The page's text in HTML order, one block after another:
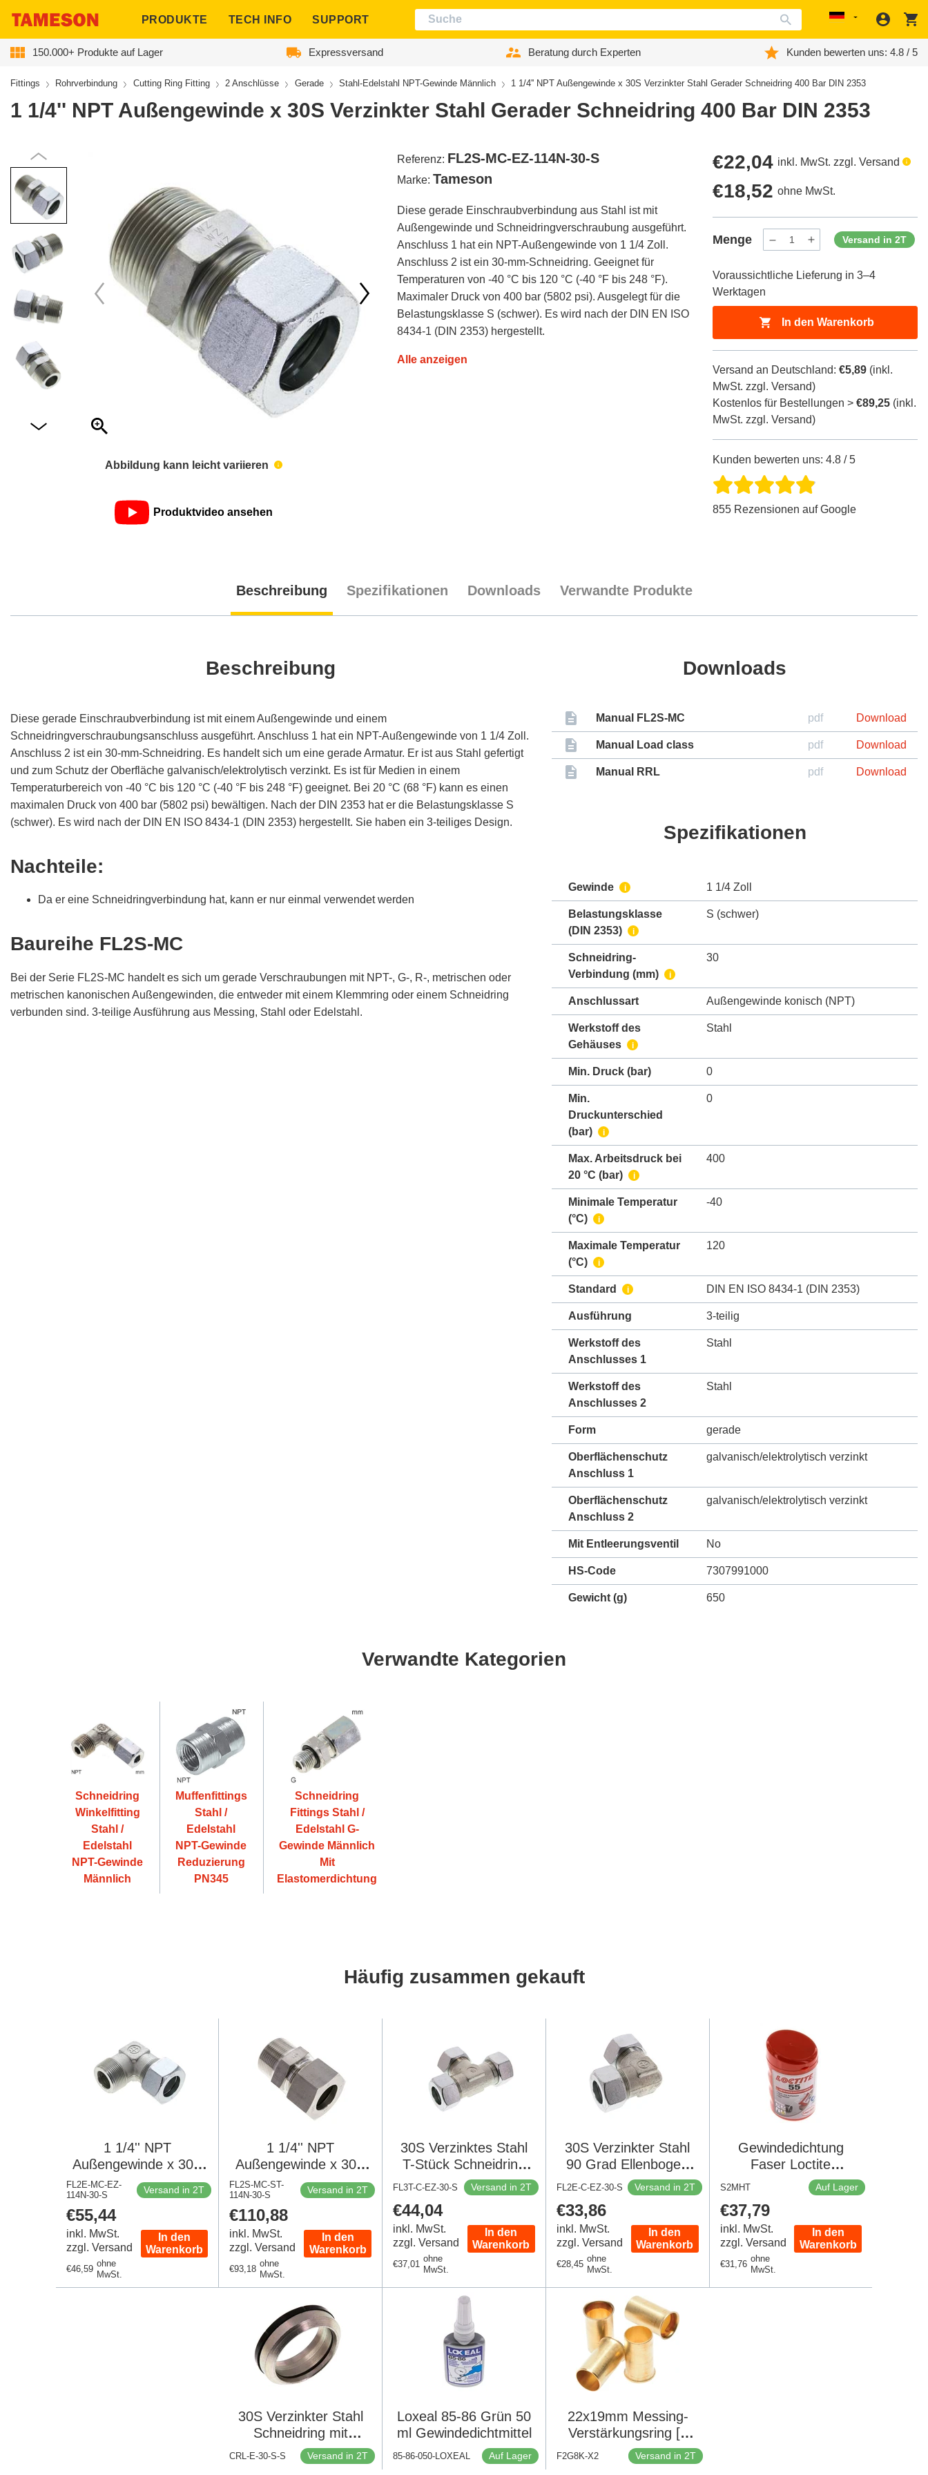
PRODUKTE TECH INFO SUPPORT Localization
150.000+ Produkte auf Lager Expressversand Beratung durch Experten Kunden bewerten uns: 4.8 / 5
Fittings Rohrverbindung Cutting Ring Fitting 2 Anschlüsse Gerade Stahl-Edelstahl NPT-Gewinde Männlich 1 1/4'' NPT Außengewinde x 30S Verzinkter Stahl Gerader Schneidring 400 Bar DIN 2353
1 1/4'' NPT Außengewinde x 30S Verzinkter Stahl Gerader Schneidring 400 Bar DIN 2353
Abbildung kann leicht variieren
Produktvideo ansehen
Referenz: FL2S-MC-EZ-114N-30-S
Marke: Tameson
Diese gerade Einschraubverbindung aus Stahl ist mit
Außengewinde und Schneidringverschraubung ausgeführt.
Anschluss 1 hat ein NPT-Außengewinde von 1 1/4 Zoll.
Anschluss 2 ist ein 30-mm-Schneidring. Geeignet für
Temperaturen von -40 °C bis 120 °C (-40 °F bis 248 °F).
Maximaler Druck von 400 bar (5802 psi). Ausgelegt für die
Belastungsklasse S (schwer). Es wird nach der DIN EN ISO
8434-1 (DIN 2353) hergestellt.
Alle anzeigen
Regulärer
Preis
€22,04 inkl. MwSt. zzgl. Versand
Regulärer
Preis
€18,52 ohne MwSt.
Menge
Menge
ProductDrop
Menge
ProductDrop
Versand in 2T
Voraussichtliche Lieferung in 3–4
Werktagen
In den Warenkorb
Versand an Deutschland:€5,89 (inkl.
MwSt. zzgl. Versand)
Kostenlos für Bestellungen >€89,25 (inkl.
MwSt. zzgl. Versand)
Kunden bewerten uns: 4.8 / 5
855 Rezensionen auf Google
Beschreibung Spezifikationen Downloads Verwandte Produkte
Beschreibung
Diese gerade Einschraubverbindung ist mit einem Außengewinde und einem
Schneidringverschraubungsanschluss ausgeführt. Anschluss 1 hat ein NPT-Außengewinde von 1 1/4 Zoll.
Anschluss 2 ist ein 30-mm-Schneidring. Es handelt sich um eine gerade Armatur. Er ist aus Stahl gefertigt
und zum Schutz der Oberfläche galvanisch/elektrolytisch verzinkt. Es ist für Medien in einem
Temperaturbereich von -40 °C bis 120 °C (-40 °F bis 248 °F) geeignet. Bei 20 °C (68 °F) kann es einen
maximalen Druck von 400 bar (5802 psi) bewältigen. Nach der DIN 2353 hat er die Belastungsklasse S
(schwer). Es wird nach der DIN EN ISO 8434-1 (DIN 2353) hergestellt. Sie haben ein 3-teiliges Design.
Nachteile:
Da er eine Schneidringverbindung hat, kann er nur einmal verwendet werden
Baureihe FL2S-MC
Bei der Serie FL2S-MC handelt es sich um gerade Verschraubungen mit NPT-, G-, R-, metrischen oder
metrischen kanonischen Außengewinden, die entweder mit einem Klemmring oder einem Schneidring
verbunden sind. 3-teilige Ausführung aus Messing, Stahl oder Edelstahl.
Downloads
Manual FL2S-MC pdf Download
Manual Load class pdf Download
Manual RRL pdf Download
Spezifikationen
Gewinde i 1 1/4 Zoll
Belastungsklasse
(DIN 2353)
i
S (schwer)
Schneidring-
Verbindung (mm) i
30
Anschlussart Außengewinde konisch (NPT)
Werkstoff des
Gehäuses
i
Stahl
Min. Druck (bar) 0
Min.
Druckunterschied
(bar)
i
0
Max. Arbeitsdruck bei
20 °C (bar)
i
400
Minimale Temperatur
(°C)
i
-40
Maximale Temperatur
(°C)
i
120
Standard i DIN EN ISO 8434-1 (DIN 2353)
Ausführung 3-teilig
Werkstoff des
Anschlusses 1
Stahl
Werkstoff des
Anschlusses 2
Stahl
Form gerade
Oberflächenschutz
Anschluss 1
galvanisch/elektrolytisch verzinkt
Oberflächenschutz
Anschluss 2
galvanisch/elektrolytisch verzinkt
Mit Entleerungsventil No
HS-Code 7307991000
Gewicht (g) 650
Verwandte Kategorien
Schneidring
Winkelfitting
Stahl /
Edelstahl
NPT-Gewinde
Männlich
Muffenfittings
Stahl /
Edelstahl
NPT-Gewinde
Reduzierung
PN345
Schneidring
Fittings Stahl /
Edelstahl G-
Gewinde Männlich
Mit
Elastomerdichtung
Häufig zusammen gekauft
1 1/4'' NPT
Außengewinde x 30S
Verzinkter Stahl 90
Grad Winkel
Schneidring 400 Bar
DIN 2353
FL2E-MC-EZ-
114N-30-S
Versand in 2T
Regulärer
Preis
€55,44
inkl. MwSt.
zzgl. Versand
Regulärer
€46,59
ohne
MwSt.
In den
Warenkorb
1 1/4'' NPT
Außengewinde x 30S
Gerader Schneidring
aus Edelstahl 400 Bar
DIN 2353
FL2S-MC-ST-
114N-30-S
Versand in 2T
Regulärer
Preis
€110,88
inkl. MwSt.
zzgl. Versand
Regulärer
€93,18
ohne
MwSt.
In den
Warenkorb
30S Verzinktes Stahl
T-Stück Schneidring
400 Bar DIN 2353
FL3T-C-EZ-30-S Versand in 2T
Regulärer
Preis
€44,04
inkl. MwSt.
zzgl. Versand
Regulärer
€37,01
ohne
MwSt.
In den
Warenkorb
30S Verzinkter Stahl
90 Grad Ellenbogen
Schneidring 400 Bar
DIN 2353
FL2E-C-EZ-30-S Versand in 2T
Regulärer
Preis
€33,86
inkl. MwSt.
zzgl. Versand
Regulärer
€28,45
ohne
MwSt.
In den
Warenkorb
Gewindedichtung
Faser Loctite
Polyamide 160m
S2MHT Auf Lager
Regulärer
Preis
€37,79
inkl. MwSt.
zzgl. Versand
Regulärer
€31,76
ohne
MwSt.
In den
Warenkorb
30S Verzinkter Stahl
Schneidring mit
Dichtung
CRL-E-30-S-S Versand in 2T
Loxeal 85-86 Grün 50
ml Gewindedichtmittel
85-86-050-LOXEAL Auf Lager
22x19mm Messing-
Verstärkungsring [2
Stück]
F2G8K-X2 Versand in 2T